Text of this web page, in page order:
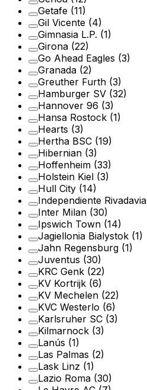
Getafe (11)
Gil Vicente (4)
Gimnasia L.P. (1)
Girona (22)
Go Ahead Eagles (3)
Granada (2)
Greuther Furth (3)
Hamburger SV (32)
Hannover 96 (3)
Hansa Rostock (1)
Hearts (3)
Hertha BSC (19)
Hibernian (3)
Hoffenheim (33)
Holstein Kiel (3)
Hull City (14)
Independiente Rivadavia
Inter Milan (30)
Ipswich Town (14)
Jagiellonia Bialystok (1)
Jahn Regensburg (1)
Juventus (30)
KRC Genk (22)
KV Kortrijk (6)
KV Mechelen (22)
KVC Westerlo (6)
Karlsruher SC (3)
Kilmarnock (3)
Lanús (1)
Las Palmas (2)
Lask Linz (1)
Lazio Roma (30)